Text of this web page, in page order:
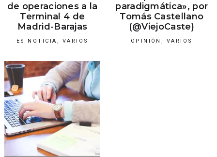
de operaciones a la
Terminal 4 de
Madrid-Barajas
ES NOTICIA , VARIOS
paradigmática», por
Tomás Castellano
(@ViejoCaste)
OPINIÓN , VARIOS